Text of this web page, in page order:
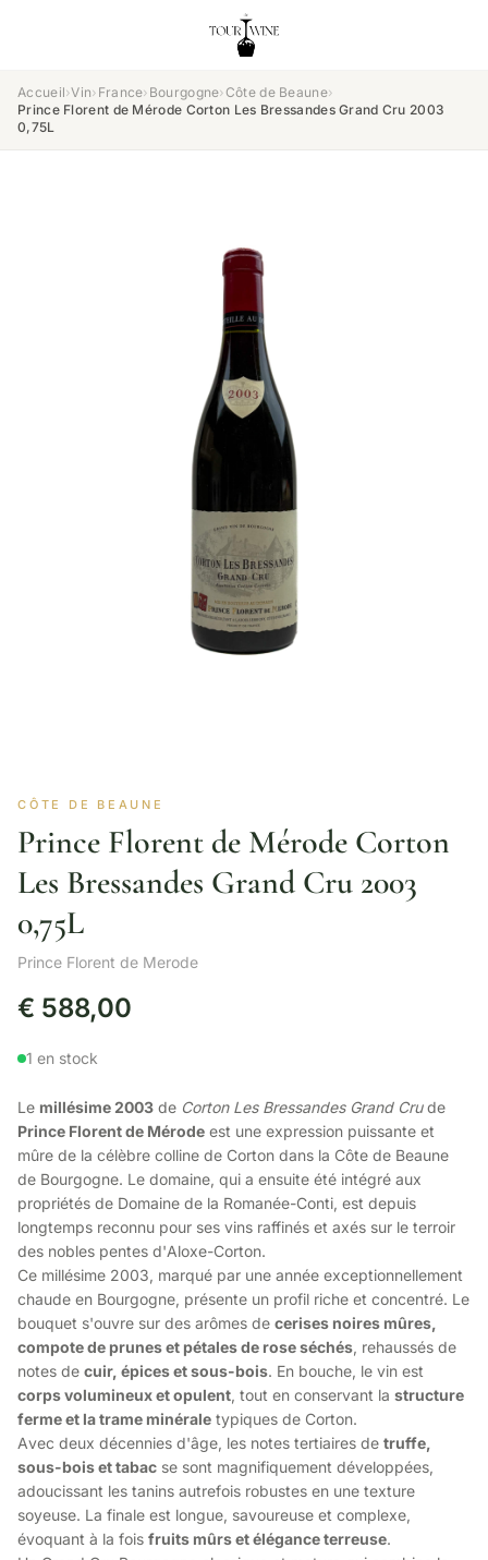
Accueil›Vin› France› Bourgogne›Côte de Beaune›
Prince Florent de Mérode Corton Les Bressandes Grand Cru 2003
0,75L
CÔTE DE BEAUNE
Prince Florent de Mérode Corton
Les Bressandes Grand Cru 2003
0,75L
Prince Florent de Merode
€ 588,00
1 en stock
Le millésime 2003 de Corton Les Bressandes Grand Crude
Prince Florent de Mérode est une expression puissante et
mûre de la célèbre colline de Corton dans la Côte de Beaune
de Bourgogne. Le domaine, qui a ensuite été intégré aux
propriétés de Domaine de la Romanée-Conti, est depuis
longtemps reconnu pour ses vins raffinés et axés sur le terroir
des nobles pentes d'Aloxe-Corton.
Ce millésime 2003, marqué par une année exceptionnellement
chaude en Bourgogne, présente un profil riche et concentré. Le
bouquet s'ouvre sur des arômes de cerises noires mûres,
compote de prunes et pétales de rose séchés, rehaussés de
notes de cuir, épices et sous-bois. En bouche, le vin est
corps volumineux et opulent, tout en conservant la structure
ferme et la trame minérale typiques de Corton.
Avec deux décennies d'âge, les notes tertiaires de truffe,
sous-bois et tabac se sont magnifiquement développées,
adoucissant les tanins autrefois robustes en une texture
soyeuse. La finale est longue, savoureuse et complexe,
évoquant à la fois fruits mûrs et élégance terreuse.